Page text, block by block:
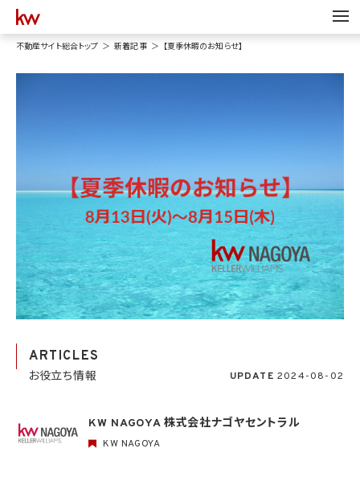
不動産サイト総合トップ 新着記事 【夏季休暇のお知らせ】
ARTICLES
お役立ち情報 UPDATE 2024-08-02
KW NAGOYA 株式会社ナゴヤセントラル
KW NAGOYA